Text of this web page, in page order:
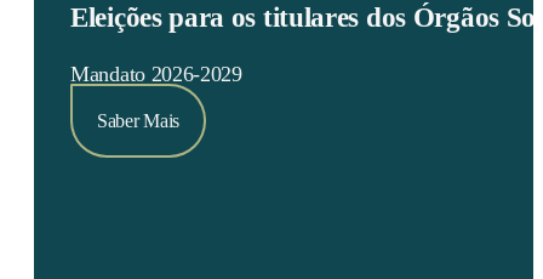
Eleições para os titulares dos Órgãos
Mandato 2026-2029
Saber Mais